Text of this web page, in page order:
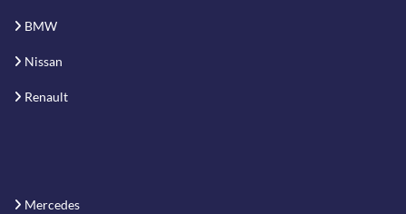
BMW
Nissan
Renault
Mercedes